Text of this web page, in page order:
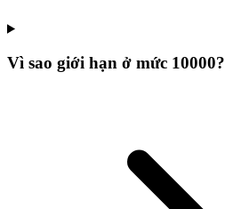
Vì sao giới hạn ở mức 10000?